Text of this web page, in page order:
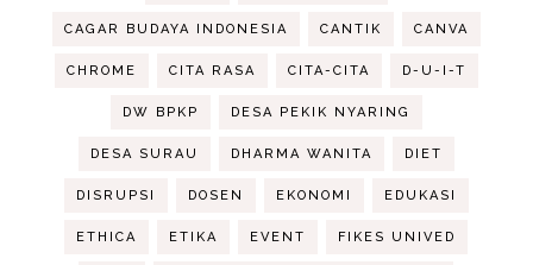
CAGAR BUDAYA INDONESIA CANTIK CANVA
CHROME CITA RASA CITA-CITA D-U-I-T
DW BPKP DESA PEKIK NYARING
DESA SURAU DHARMA WANITA DIET
DISRUPSI DOSEN EKONOMI EDUKASI
ETHICA ETIKA EVENT FIKES UNIVED